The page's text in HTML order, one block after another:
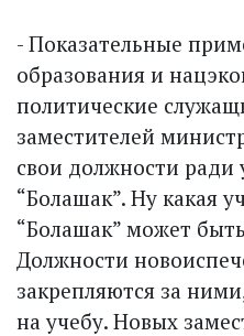
- Показательные
образования и
политические
заместителей
свои должности
“Болашак”. Ну какая
“Болашак” может
Должности
закрепляются за
на учебу. Новых